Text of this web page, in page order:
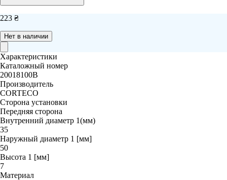
223 ₴
Нет в наличии
Характеристики
Каталожный номер
20018100B
Производитель
CORTECO
Сторона установки
Передняя сторона
Внутренний диаметр 1(мм)
35
Наружный диаметр 1 [мм]
50
Высота 1 [мм]
7
Материал